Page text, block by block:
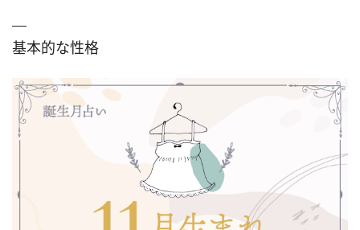
基本的な性格